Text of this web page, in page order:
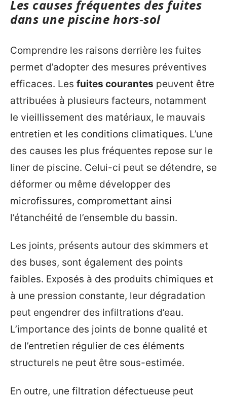
Les causes fréquentes des fuites
dans une piscine hors-sol
Comprendre les raisons derrière les fuites
permet d’adopter des mesures préventives
efficaces. Les fuites courantes peuvent être
attribuées à plusieurs facteurs, notamment
le vieillissement des matériaux, le mauvais
entretien et les conditions climatiques. L’une
des causes les plus fréquentes repose sur le
liner de piscine. Celui-ci peut se détendre, se
déformer ou même développer des
microfissures, compromettant ainsi
l’étanchéité de l’ensemble du bassin.
Les joints, présents autour des skimmers et
des buses, sont également des points
faibles. Exposés à des produits chimiques et
à une pression constante, leur dégradation
peut engendrer des infiltrations d’eau.
L’importance des joints de bonne qualité et
de l’entretien régulier de ces éléments
structurels ne peut être sous-estimée.
En outre, une filtration défectueuse peut